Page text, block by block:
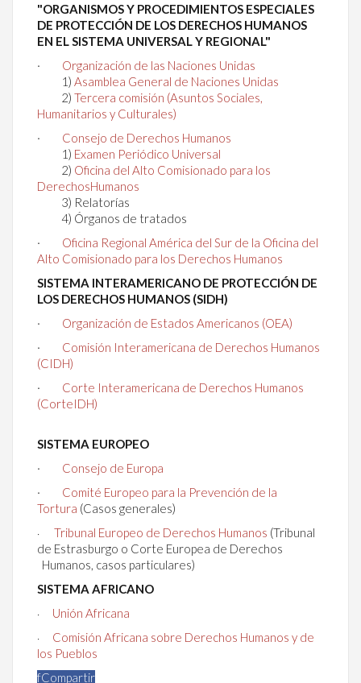
"ORGANISMOS Y PROCEDIMIENTOS ESPECIALES
DE PROTECCIÓN DE LOS DERECHOS HUMANOS
EN EL SISTEMA UNIVERSAL Y REGIONAL"
· Organización de las Naciones Unidas
1) Asamblea General de Naciones Unidas
2) Tercera comisión (Asuntos Sociales,
Humanitarios y Culturales)
· Consejo de Derechos Humanos
1) Examen Periódico Universal
2) Oficina del Alto Comisionado para los
DerechosHumanos
3) Relatorías
4) Órganos de tratados
· Oficina Regional América del Sur de la Oficina del
Alto Comisionado para los Derechos Humanos
SISTEMA INTERAMERICANO DE PROTECCIÓN DE
LOS DERECHOS HUMANOS (SIDH)
· Organización de Estados Americanos (OEA)
· Comisión Interamericana de Derechos Humanos
(CIDH)
· Corte Interamericana de Derechos Humanos
(CorteIDH)
SISTEMA EUROPEO
· Consejo de Europa
· Comité Europeo para la Prevención de la
Tortura (Casos generales)
· Tribunal Europeo de Derechos Humanos (Tribunal
de Estrasburgo o Corte Europea de Derechos
Humanos, casos particulares)
SISTEMA AFRICANO
· Unión Africana
· Comisión Africana sobre Derechos Humanos y de
los Pueblos
fCompartir